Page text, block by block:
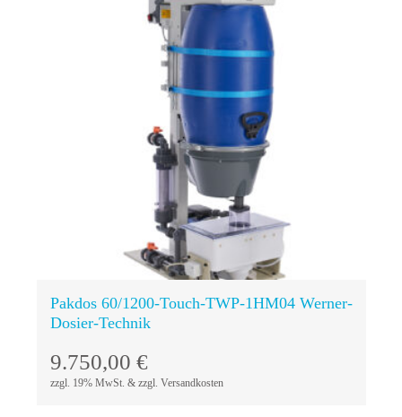
Pakdos 60/1200-Touch-TWP-1HM04 Werner-
Dosier-Technik
9.750,00 €
zzgl. 19% MwSt. & zzgl. Versandkosten